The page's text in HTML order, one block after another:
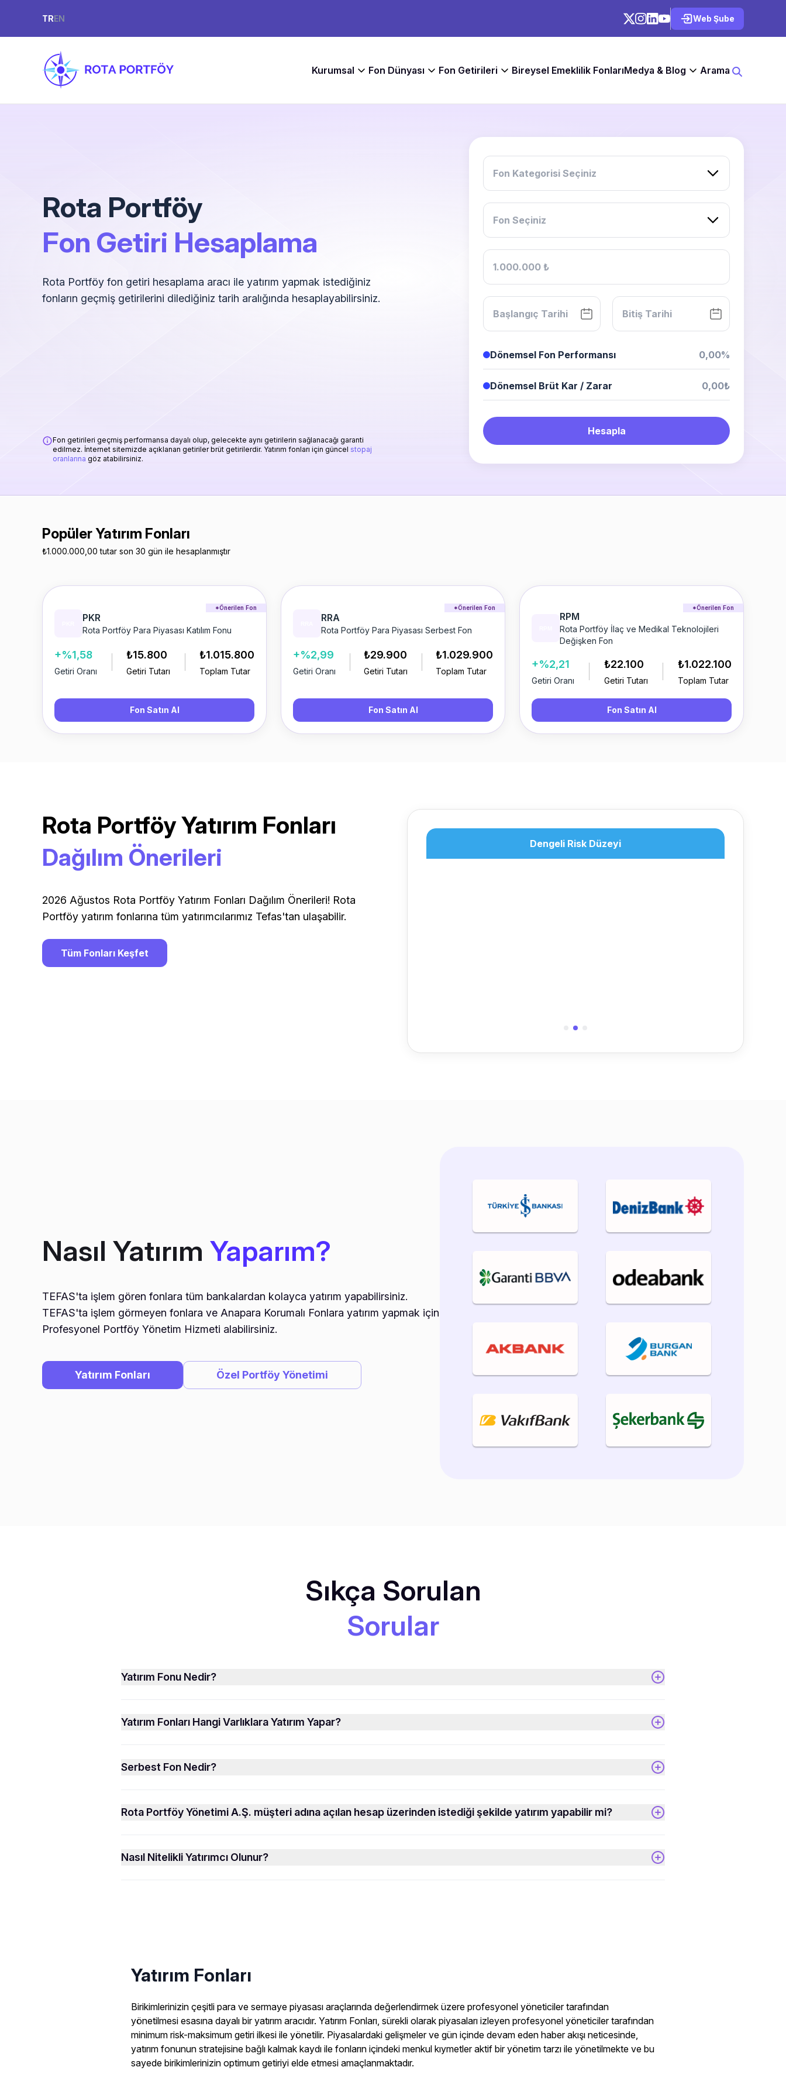
TREN Web Şube
Kurumsal Fon Dünyası Fon Getirileri Bireysel Emeklilik FonlarıMedya & Blog Arama
Rota Portföy
Fon Getiri Hesaplama
Rota Portföy fon getiri hesaplama aracı ile yatırım yapmak istediğiniz
fonların geçmiş getirilerini dilediğiniz tarih aralığında hesaplayabilirsiniz.
Fon getirileri geçmiş performansa dayalı olup, gelecekte aynı getirilerin sağlanacağı garanti
edilmez. İnternet sitemizde açıklanan getiriler brüt getirilerdir. Yatırım fonları için güncel stopaj
oranlarına göz atabilirsiniz.
Dönemsel Fon Performansı 0,00%
Dönemsel Brüt Kar / Zarar 0,00₺
Hesapla
Popüler Yatırım Fonları
₺1.000.000,00 tutar son 30 gün ile hesaplanmıştır
*Önerilen Fon
PKR
Rota Portföy Para Piyasası Katılım Fonu
+%1,58
Getiri Oranı
₺15.800
Getiri Tutarı
₺1.015.800
Toplam Tutar
Fon Satın Al
*Önerilen Fon
RRA
Rota Portföy Para Piyasası Serbest Fon
+%2,99
Getiri Oranı
₺29.900
Getiri Tutarı
₺1.029.900
Toplam Tutar
Fon Satın Al
*Önerilen Fon
RPM
Rota Portföy İlaç ve Medikal Teknolojileri
Değişken Fon
+%2,21
Getiri Oranı
₺22.100
Getiri Tutarı
₺1.022.100
Toplam Tutar
Fon Satın Al
Rota Portföy Yatırım Fonları
Dağılım Önerileri
2026 Ağustos Rota Portföy Yatırım Fonları Dağılım Önerileri! Rota
Portföy yatırım fonlarına tüm yatırımcılarımız Tefas'tan ulaşabilir.
Tüm Fonları Keşfet
Dengeli Risk Düzeyi
Nasıl Yatırım Yaparım?
TEFAS'ta işlem gören fonlara tüm bankalardan kolayca yatırım yapabilirsiniz.
TEFAS'ta işlem görmeyen fonlara ve Anapara Korumalı Fonlara yatırım yapmak için
Profesyonel Portföy Yönetim Hizmeti alabilirsiniz.
Yatırım Fonları Özel Portföy Yönetimi
Sıkça Sorulan
Sorular
Yatırım Fonu Nedir?
Yatırım Fonları Hangi Varlıklara Yatırım Yapar?
Serbest Fon Nedir?
Rota Portföy Yönetimi A.Ş. müşteri adına açılan hesap üzerinden istediği şekilde yatırım yapabilir mi?
Nasıl Nitelikli Yatırımcı Olunur?
Yatırım Fonları
Birikimlerinizin çeşitli para ve sermaye piyasası araçlarında değerlendirmek üzere profesyonel yöneticiler tarafından
yönetilmesi esasına dayalı bir yatırım aracıdır. Yatırım Fonları, sürekli olarak piyasaları izleyen profesyonel yöneticiler tarafından
minimum risk-maksimum getiri ilkesi ile yönetilir. Piyasalardaki gelişmeler ve gün içinde devam eden haber akışı neticesinde,
yatırım fonunun stratejisine bağlı kalmak kaydı ile fonların içindeki menkul kıymetler aktif bir yönetim tarzı ile yönetilmekte ve bu
sayede birikimlerinizin optimum getiriyi elde etmesi amaçlanmaktadır.